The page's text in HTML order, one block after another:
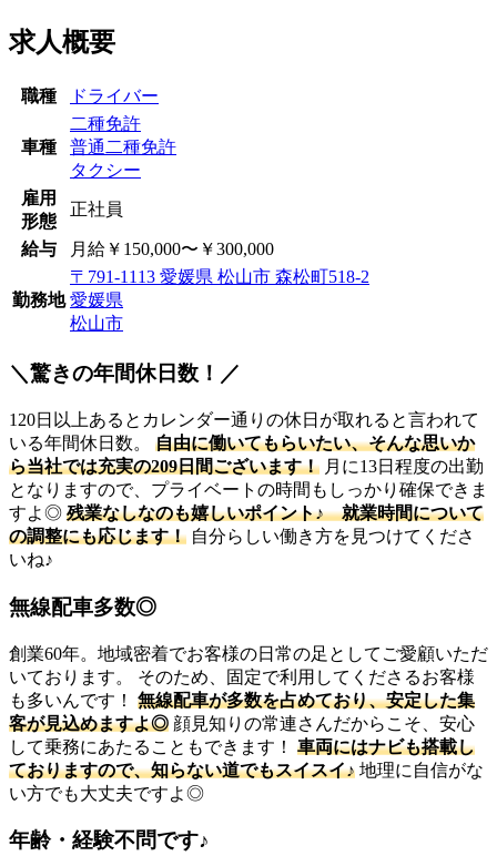
求人概要
職種 ドライバー
車種
二種免許
普通二種免許
タクシー
雇用
形態
正社員
給与 月給￥150,000〜￥300,000
勤務地
〒791-1113 愛媛県 松山市 森松町518-2
愛媛県
松山市
＼驚きの年間休日数！／
120日以上あるとカレンダー通りの休日が取れると言われて
いる年間休日数。 自由に働いてもらいたい、そんな思いか
ら当社では充実の209日間ございます！ 月に13日程度の出勤
となりますので、プライベートの時間もしっかり確保できま
すよ◎ 残業なしなのも嬉しいポイント♪ 就業時間について
の調整にも応じます！ 自分らしい働き方を見つけてくださ
いね♪
無線配車多数◎
創業60年。地域密着でお客様の日常の足としてご愛顧いただ
いております。 そのため、固定で利用してくださるお客様
も多いんです！ 無線配車が多数を占めており、安定した集
客が見込めますよ◎ 顔見知りの常連さんだからこそ、安心
して乗務にあたることもできます！ 車両にはナビも搭載し
ておりますので、知らない道でもスイスイ♪ 地理に自信がな
い方でも大丈夫ですよ◎
年齢・経験不問です♪